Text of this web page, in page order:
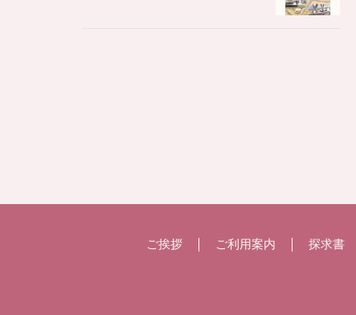
ご挨拶 ご利用案内 探求書